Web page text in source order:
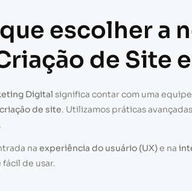
escolher a
de Site
Digital significa contar com uma
criação de site. Utilizamos práticas
.
na experiência do usuário (UX)e na
fácil de usar.